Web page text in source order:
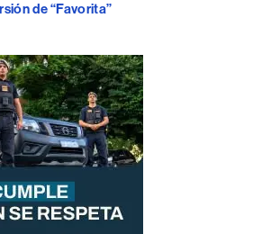
de “Favorita”